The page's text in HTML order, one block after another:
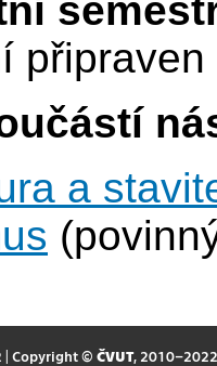
připraven
a
| Copyright © ČVUT, 2010–2022